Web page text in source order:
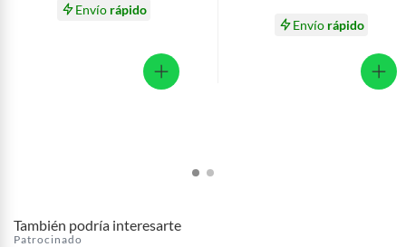
Envío rápido
Envío rápido
También podría interesarte
Patrocinado